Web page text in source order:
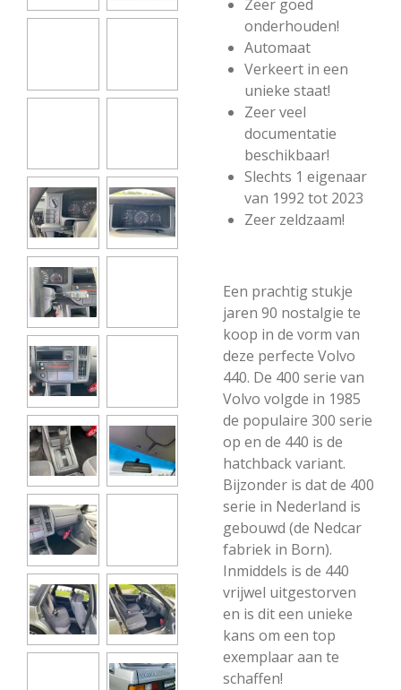
Zeer goed
onderhouden!
Automaat
Verkeert in een
unieke staat!
Zeer veel
documentatie
beschikbaar!
Slechts 1 eigenaar
van 1992 tot 2023
Zeer zeldzaam!
Een prachtig stukje
jaren 90 nostalgie te
koop in de vorm van
deze perfecte Volvo
440. De 400 serie van
Volvo volgde in 1985
de populaire 300 serie
op en de 440 is de
hatchback variant.
Bijzonder is dat de 400
serie in Nederland is
gebouwd (de Nedcar
fabriek in Born).
Inmiddels is de 440
vrijwel uitgestorven
en is dit een unieke
kans om een top
exemplaar aan te
schaffen!